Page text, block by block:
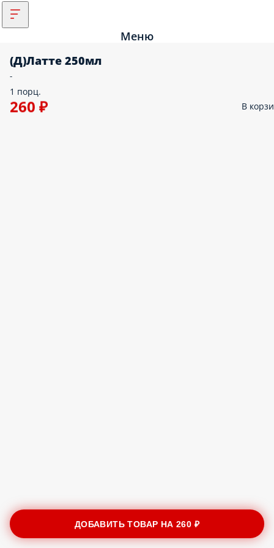
Меню
(Д)Латте 250мл
-
1 порц.
260 ₽ В
ДОБАВИТЬ ТОВАР НА260 ₽